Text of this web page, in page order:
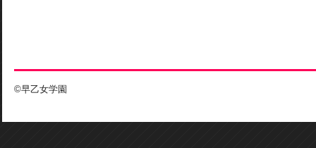
©早乙女学園